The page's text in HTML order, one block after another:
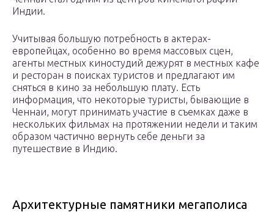
Индии.
Учитывая большую потребность в актерах-
европейцах, особенно во время массовых сцен,
агенты местных киностудий дежурят в местных кафе
и ресторан в поисках туристов и предлагают им
сняться в кино за небольшую плату. Есть
информация, что некоторые туристы, бывающие в
Ченнаи, могут принимать участие в съемках даже в
нескольких фильмах на протяжении недели и таким
образом частично вернуть себе деньги за
путешествие в Индию.
Архитектурные памятники мегаполиса